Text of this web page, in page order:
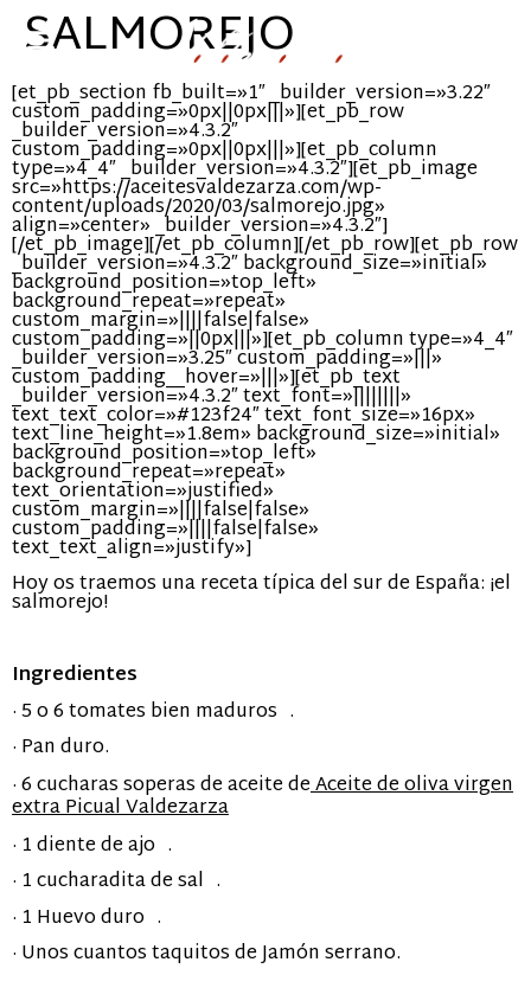
SALMOREJO
[et_pb_section fb_built=»1″ _builder_version=»3.22″
custom_padding=»0px||0px|||»][et_pb_row
_builder_version=»4.3.2″
custom_padding=»0px||0px|||»][et_pb_column
type=»4_4″ _builder_version=»4.3.2″][et_pb_image
src=»https://aceitesvaldezarza.com/wp-
content/uploads/2020/03/salmorejo.jpg»
align=»center» _builder_version=»4.3.2″]
[/et_pb_image][/et_pb_column][/et_pb_row][et_pb_row
_builder_version=»4.3.2″ background_size=»initial»
background_position=»top_left»
background_repeat=»repeat»
custom_margin=»||||false|false»
custom_padding=»||0px|||»][et_pb_column type=»4_4″
_builder_version=»3.25″ custom_padding=»|||»
custom_padding__hover=»|||»][et_pb_text
_builder_version=»4.3.2″ text_font=»||||||||»
text_text_color=»#123f24″ text_font_size=»16px»
text_line_height=»1.8em» background_size=»initial»
background_position=»top_left»
background_repeat=»repeat»
text_orientation=»justified»
custom_margin=»||||false|false»
custom_padding=»||||false|false»
text_text_align=»justify»]
Hoy os traemos una receta típica del sur de España: ¡el
salmorejo!
Ingredientes
· 5 o 6 tomates bien maduros .
· Pan duro.
· 6 cucharas soperas de aceite deAceite de oliva virgen
extra Picual Valdezarza
· 1 diente de ajo .
· 1 cucharadita de sal .
· 1 Huevo duro .
· Unos cuantos taquitos de Jamón serrano.